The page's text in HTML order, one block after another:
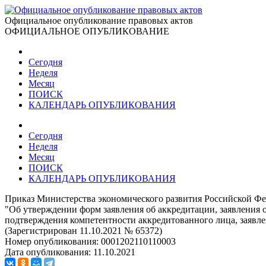
Официальное опубликование правовых актов
ОФИЦИАЛЬНОЕ ОПУБЛИКОВАНИЕ
Сегодня
Неделя
Месяц
ПОИСК
КАЛЕНДАРЬ ОПУБЛИКОВАНИЯ
Сегодня
Неделя
Месяц
ПОИСК
КАЛЕНДАРЬ ОПУБЛИКОВАНИЯ
Приказ Министерства экономического развития Российской
"Об утверждении форм заявления об аккредитации,
подтверждения компетентности аккредитованного лица,
(Зарегистрирован 11.10.2021 № 65372)
Номер опубликования: 0001202110110003
Дата опубликования: 11.10.2021